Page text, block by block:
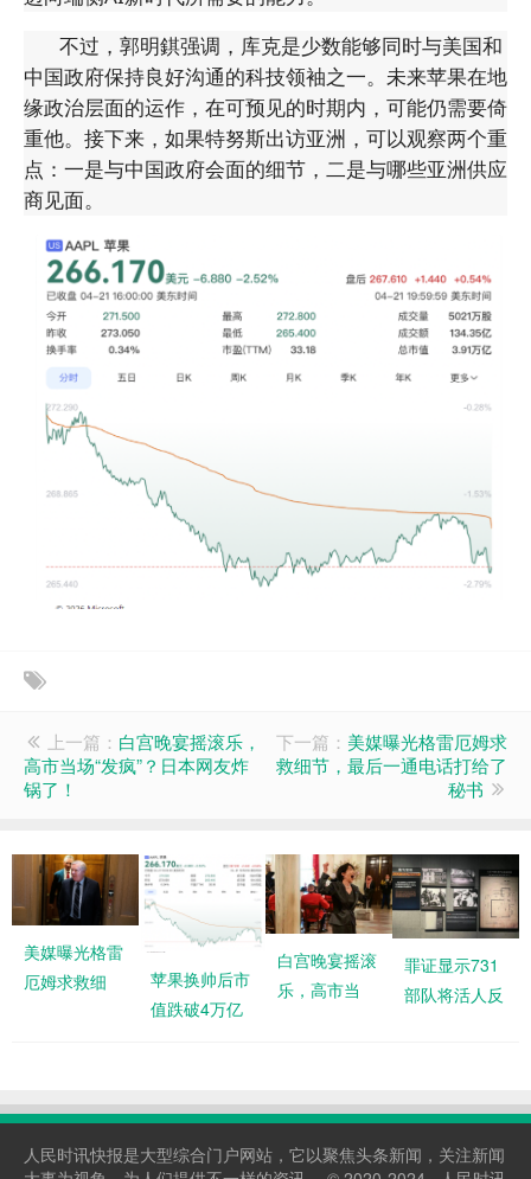
不过，郭明錤强调，库克是少数能够同时与美国和
中国政府保持良好沟通的科技领袖之一。未来苹果在地
缘政治层面的运作，在可预见的时期内，可能仍需要倚
重他。接下来，如果特努斯出访亚洲，可以观察两个重
点：一是与中国政府会面的细节，二是与哪些亚洲供应
商见面。
上一篇： 白宫晚宴摇滚乐，
高市当场“发疯”？日本网友炸
锅了！
下一篇： 美媒曝光格雷厄姆求
救细节，最后一通电话打给了
秘书
美媒曝光格雷
厄姆求救细
苹果换帅后市
值跌破4万亿
白宫晚宴摇滚
乐，高市当
罪证显示731
部队将活人反
人民时讯快报是大型综合门户网站，它以聚焦头条新闻，关注新闻